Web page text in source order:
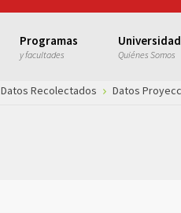
Programas
y facultades
Universidad
Quiénes Somos
Datos Recolectados Datos